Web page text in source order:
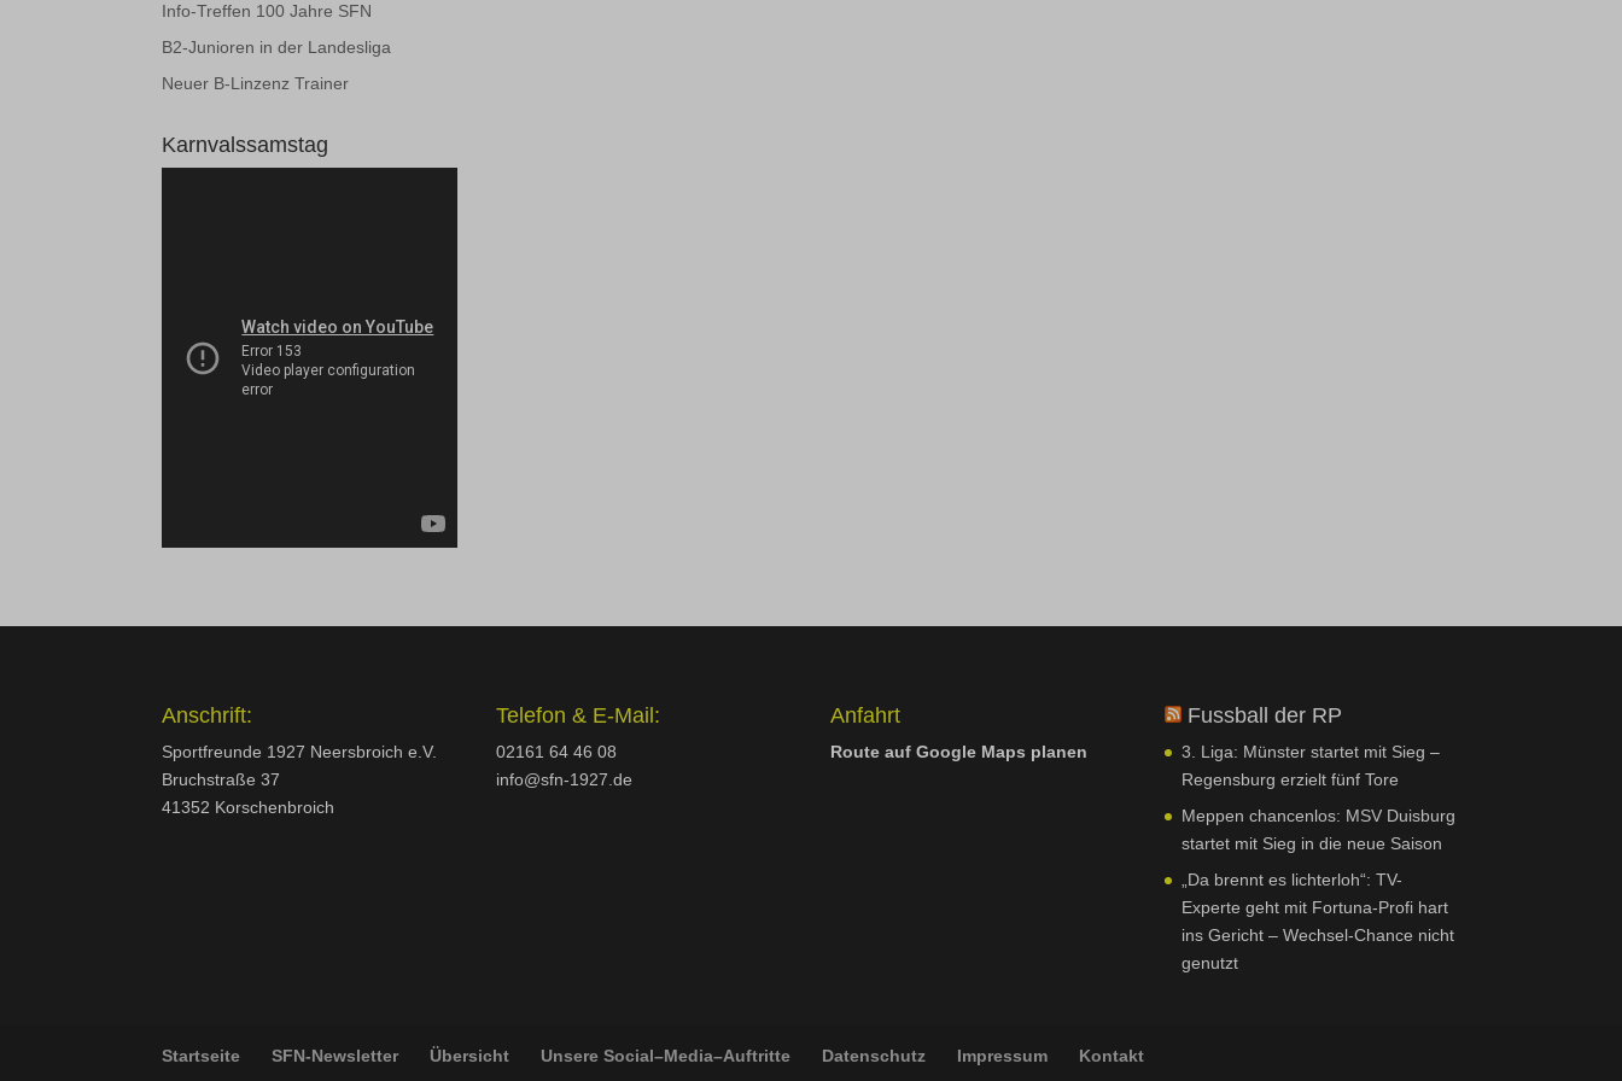
Info-Treffen 100 Jahre SFN
B2-Junioren in der Landesliga
Neuer B-Linzenz Trainer
Karnvalssamstag
Anschrift:
Sportfreunde 1927 Neersbroich e.V.
Bruchstraße 37
41352 Korschenbroich
Telefon & E-Mail:
02161 64 46 08
info@sfn-1927.de
Anfahrt
Route auf Google Maps planen
Fussball der RP
3. Liga: Münster startet mit Sieg –
Regensburg erzielt fünf Tore
Meppen chancenlos: MSV Duisburg
startet mit Sieg in die neue Saison
„Da brennt es lichterloh“: TV-
Experte geht mit Fortuna-Profi hart
ins Gericht – Wechsel-Chance nicht
genutzt
Startseite SFN-Newsletter Übersicht Unsere Social–Media–Auftritte Datenschutz Impressum Kontakt